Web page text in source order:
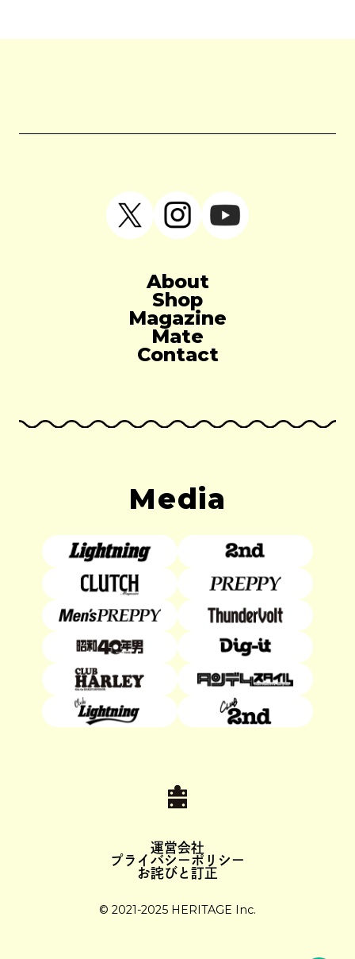
About
Shop
Magazine
Mate
Contact
Media
運営会社
プライバシーポリシー
お詫びと訂正
© 2021-2025 HERITAGE Inc.